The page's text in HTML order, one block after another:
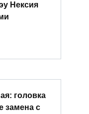
Нексия
головка
замена с